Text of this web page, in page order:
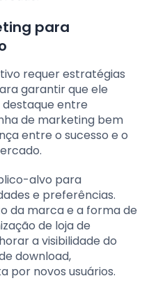
para
requer estratégias
garantir que ele
entre
de marketing bem
entre o sucesso e o
alvo para
e preferências.
da marca e a forma de
de loja de
a visibilidade do
download,
por novos usuários.